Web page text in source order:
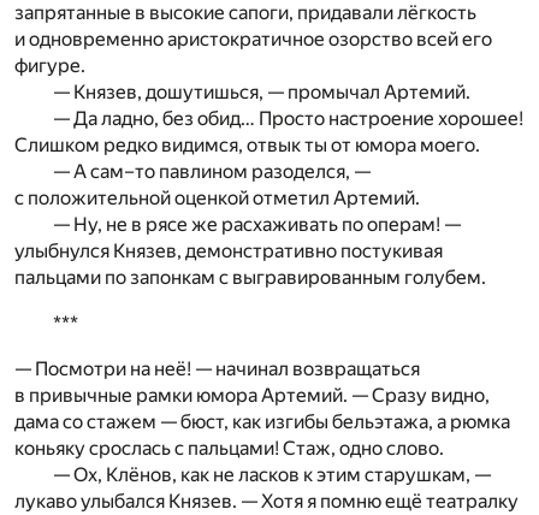
запрятанные в высокие сапоги, придавали лёгкость
и одновременно аристократичное озорство всей его
фигуре.
— Князев, дошутишься, — промычал Артемий.
— Да ладно, без обид… Просто настроение хорошее!
Слишком редко видимся, отвык ты от юмора моего.
— А сам–то павлином разоделся, —
с положительной оценкой отметил Артемий.
— Ну, не в рясе же расхаживать по операм! —
улыбнулся Князев, демонстративно постукивая
пальцами по запонкам с выгравированным голубем.
***
— Посмотри на неё! — начинал возвращаться
в привычные рамки юмора Артемий. — Сразу видно,
дама со стажем — бюст, как изгибы бельэтажа, а рюмка
коньяку срослась с пальцами! Стаж, одно слово.
— Ох, Клёнов, как не ласков к этим старушкам, —
лукаво улыбался Князев. — Хотя я помню ещё театралку